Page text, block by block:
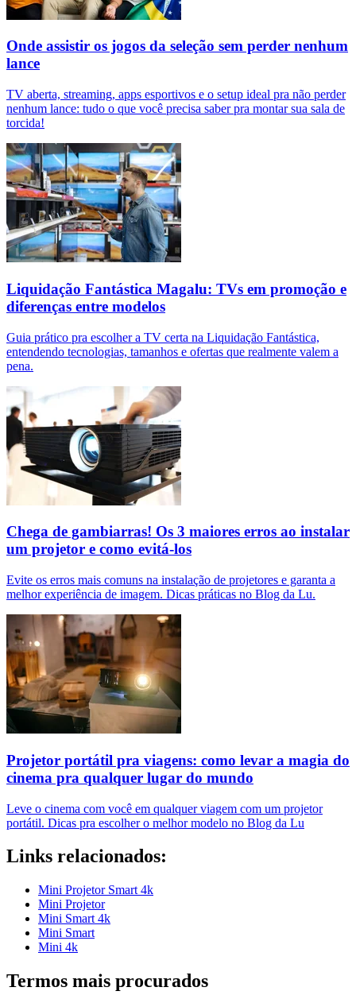
Onde assistir os jogos da seleção sem perder nenhum
lance
TV aberta, streaming, apps esportivos e o setup ideal pra não perder
nenhum lance: tudo o que você precisa saber pra montar sua sala de
torcida!
Liquidação Fantástica Magalu: TVs em promoção e
diferenças entre modelos
Guia prático pra escolher a TV certa na Liquidação Fantástica,
entendendo tecnologias, tamanhos e ofertas que realmente valem a
pena.
Chega de gambiarras! Os 3 maiores erros ao instalar
um projetor e como evitá-los
Evite os erros mais comuns na instalação de projetores e garanta a
melhor experiência de imagem. Dicas práticas no Blog da Lu.
Projetor portátil pra viagens: como levar a magia do
cinema pra qualquer lugar do mundo
Leve o cinema com você em qualquer viagem com um projetor
portátil. Dicas pra escolher o melhor modelo no Blog da Lu
Links relacionados:
Mini Projetor Smart 4k
Mini Projetor
Mini Smart 4k
Mini Smart
Mini 4k
Termos mais procurados